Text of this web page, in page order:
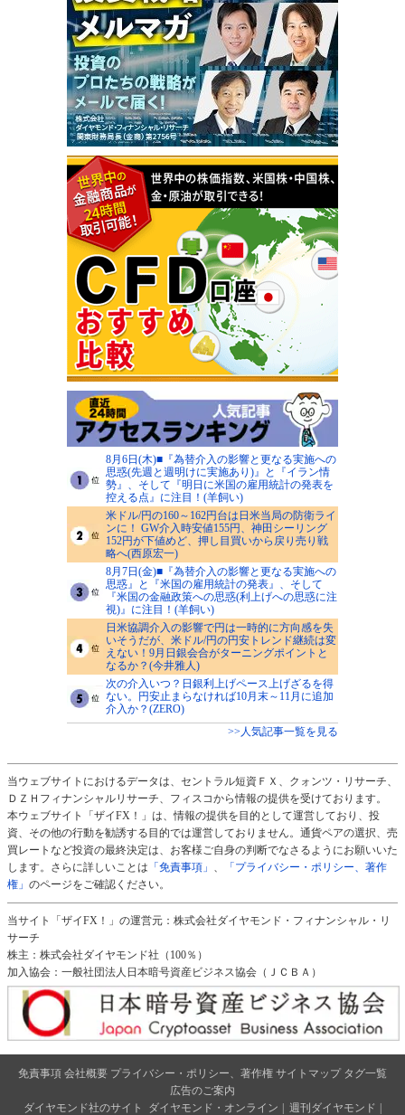
8月6日(木)■『為替介入の影響と更なる実施への
思惑(先週と週明けに実施あり)』と『イラン情
勢』、そして『明日に米国の雇用統計の発表を
控える点』に注目！(羊飼い)
米ドル/円の160～162円台は日米当局の防衛ライ
ンに！ GW介入時安値155円、神田シーリング
152円が下値めど、押し目買いから戻り売り戦
略へ(西原宏一)
8月7日(金)■『為替介入の影響と更なる実施への
思惑』と『米国の雇用統計の発表』、そして
『米国の金融政策への思惑(利上げへの思惑に注
視)』に注目！(羊飼い)
日米協調介入の影響で円は一時的に方向感を失
いそうだが、米ドル/円の円安トレンド継続は変
えない！9月日銀会合がターニングポイントと
なるか？(今井雅人)
次の介入いつ？日銀利上げペース上げざるを得
ない。円安止まらなければ10月末～11月に追加
介入か？(ZERO)
>>人気記事一覧を見る
当ウェブサイトにおけるデータは、セントラル短資ＦＸ、クォンツ・リサーチ、
ＤＺＨフィナンシャルリサーチ、フィスコから情報の提供を受けております。
本ウェブサイト「ザイFX！」は、情報の提供を目的として運営しており、投
資、その他の行動を勧誘する目的では運営しておりません。通貨ペアの選択、売
買レートなど投資の最終決定は、お客様ご自身の判断でなさるようにお願いいた
します。さらに詳しいことは 「免責事項」
「プライバシー・ポリシー、著作
権」 のページをご確認ください。
当サイト「ザイFX！」の運営元：株式会社ダイヤモンド・フィナンシャル・リ
サーチ
株主：株式会社ダイヤモンド社（100％）
加入協会：一般社団法人日本暗号資産ビジネス協会（ＪＣＢＡ）
免責事項 会社概要 プライバシー・ポリシー、著作権 サイトマップ タグ一覧
広告のご案内
ダイヤモンド社のサイト
ダイヤモンド・オンライン 週刊ダイヤモンド